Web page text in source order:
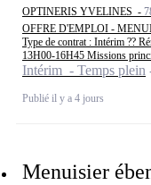
OPTINERIS YVELINES -
OFFRE D'EMPLOI -
Type de contrat : Intérim ??
13H00-16H45 Missions
Intérim - Temps plein
Publié il y a 4 jours
Menuisier